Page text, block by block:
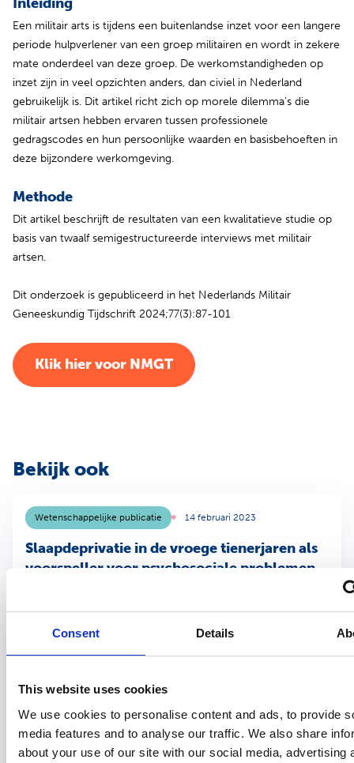
Consent Details
This website uses cookies
We use cookies to personalise content and ads, to provide
media features and to analyse our traffic. We also share
about your use of our site with our social media, advertising
Een militair arts is tijdens een buitenlandse inzet voor een langere
periode hulpverlener van een groep militairen en wordt in zekere
mate onderdeel van deze groep. De werkomstandigheden op
inzet zijn in veel opzichten anders, dan civiel in Nederland
gebruikelijk is. Dit artikel richt zich op morele dilemma’s die
militair artsen hebben ervaren tussen professionele
gedragscodes en hun persoonlijke waarden en basisbehoeften in
deze bijzondere werkomgeving.
Methode
Dit artikel beschrijft de resultaten van een kwalitatieve studie op
basis van twaalf semigestructureerde interviews met militair
artsen.
Dit onderzoek is gepubliceerd in het Nederlands Militair
Geneeskundig Tijdschrift 2024;77(3):87-101
Klik hier voor NMGT(opent in nieuw tabblad)
Bekijk ook
Slaapdeprivatie in de vroege tienerjaren als
voorspeller voor psychosociale problemen
jongeren
Veronique van Ham-Borawitz - PH171
Wetenschappelijke publicatie 14 februari 2023
Samenvatting Achtergrond: Er is onderzocht of slaapdeprivatie bij
Wetenschappelijke publicatie 15 april 2020